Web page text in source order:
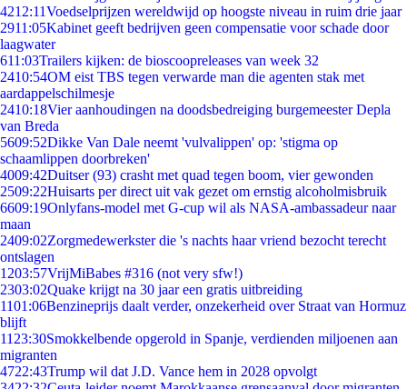
4212:11Voedselprijzen wereldwijd op hoogste niveau in ruim drie jaar
2911:05Kabinet geeft bedrijven geen compensatie voor schade door
laagwater
611:03Trailers kijken: de bioscoopreleases van week 32
2410:54OM eist TBS tegen verwarde man die agenten stak met
aardappelschilmesje
2410:18Vier aanhoudingen na doodsbedreiging burgemeester Depla
van Breda
5609:52Dikke Van Dale neemt 'vulvalippen' op: 'stigma op
schaamlippen doorbreken'
4009:42Duitser (93) crasht met quad tegen boom, vier gewonden
2509:22Huisarts per direct uit vak gezet om ernstig alcoholmisbruik
6609:19Onlyfans-model met G-cup wil als NASA-ambassadeur naar
maan
2409:02Zorgmedewerkster die 's nachts haar vriend bezocht terecht
ontslagen
1203:57VrijMiBabes #316 (not very sfw!)
2303:02Quake krijgt na 30 jaar een gratis uitbreiding
1101:06Benzineprijs daalt verder, onzekerheid over Straat van Hormuz
blijft
11 23:30Smokkelbende opgerold in Spanje, verdienden miljoenen aan
migranten
4722:43Trump wil dat J.D. Vance hem in 2028 opvolgt